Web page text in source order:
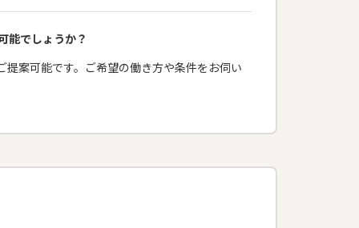
能でしょうか？
案可能です。ご希望の働き方や条件をお伺い